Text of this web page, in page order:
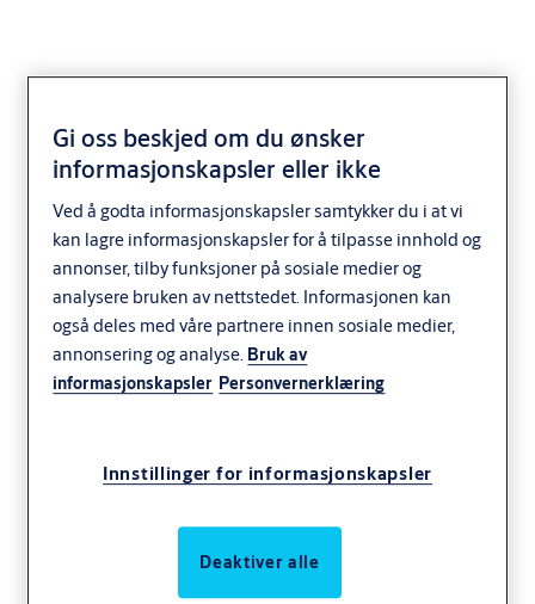
SD VINDUSLÅS
Gi oss beskjed om du ønsker
informasjonskapsler eller ikke
Ved å godta informasjonskapsler samtykker du i at vi
kan lagre informasjonskapsler for å tilpasse innhold og
annonser, tilby funksjoner på sosiale medier og
analysere bruken av nettstedet. Informasjonen kan
også deles med våre partnere innen sosiale medier,
annonsering og analyse. Bruk av
informasjonskapsler Personvernerklæring
Innstillinger for informasjonskapsler
Deaktiver alle